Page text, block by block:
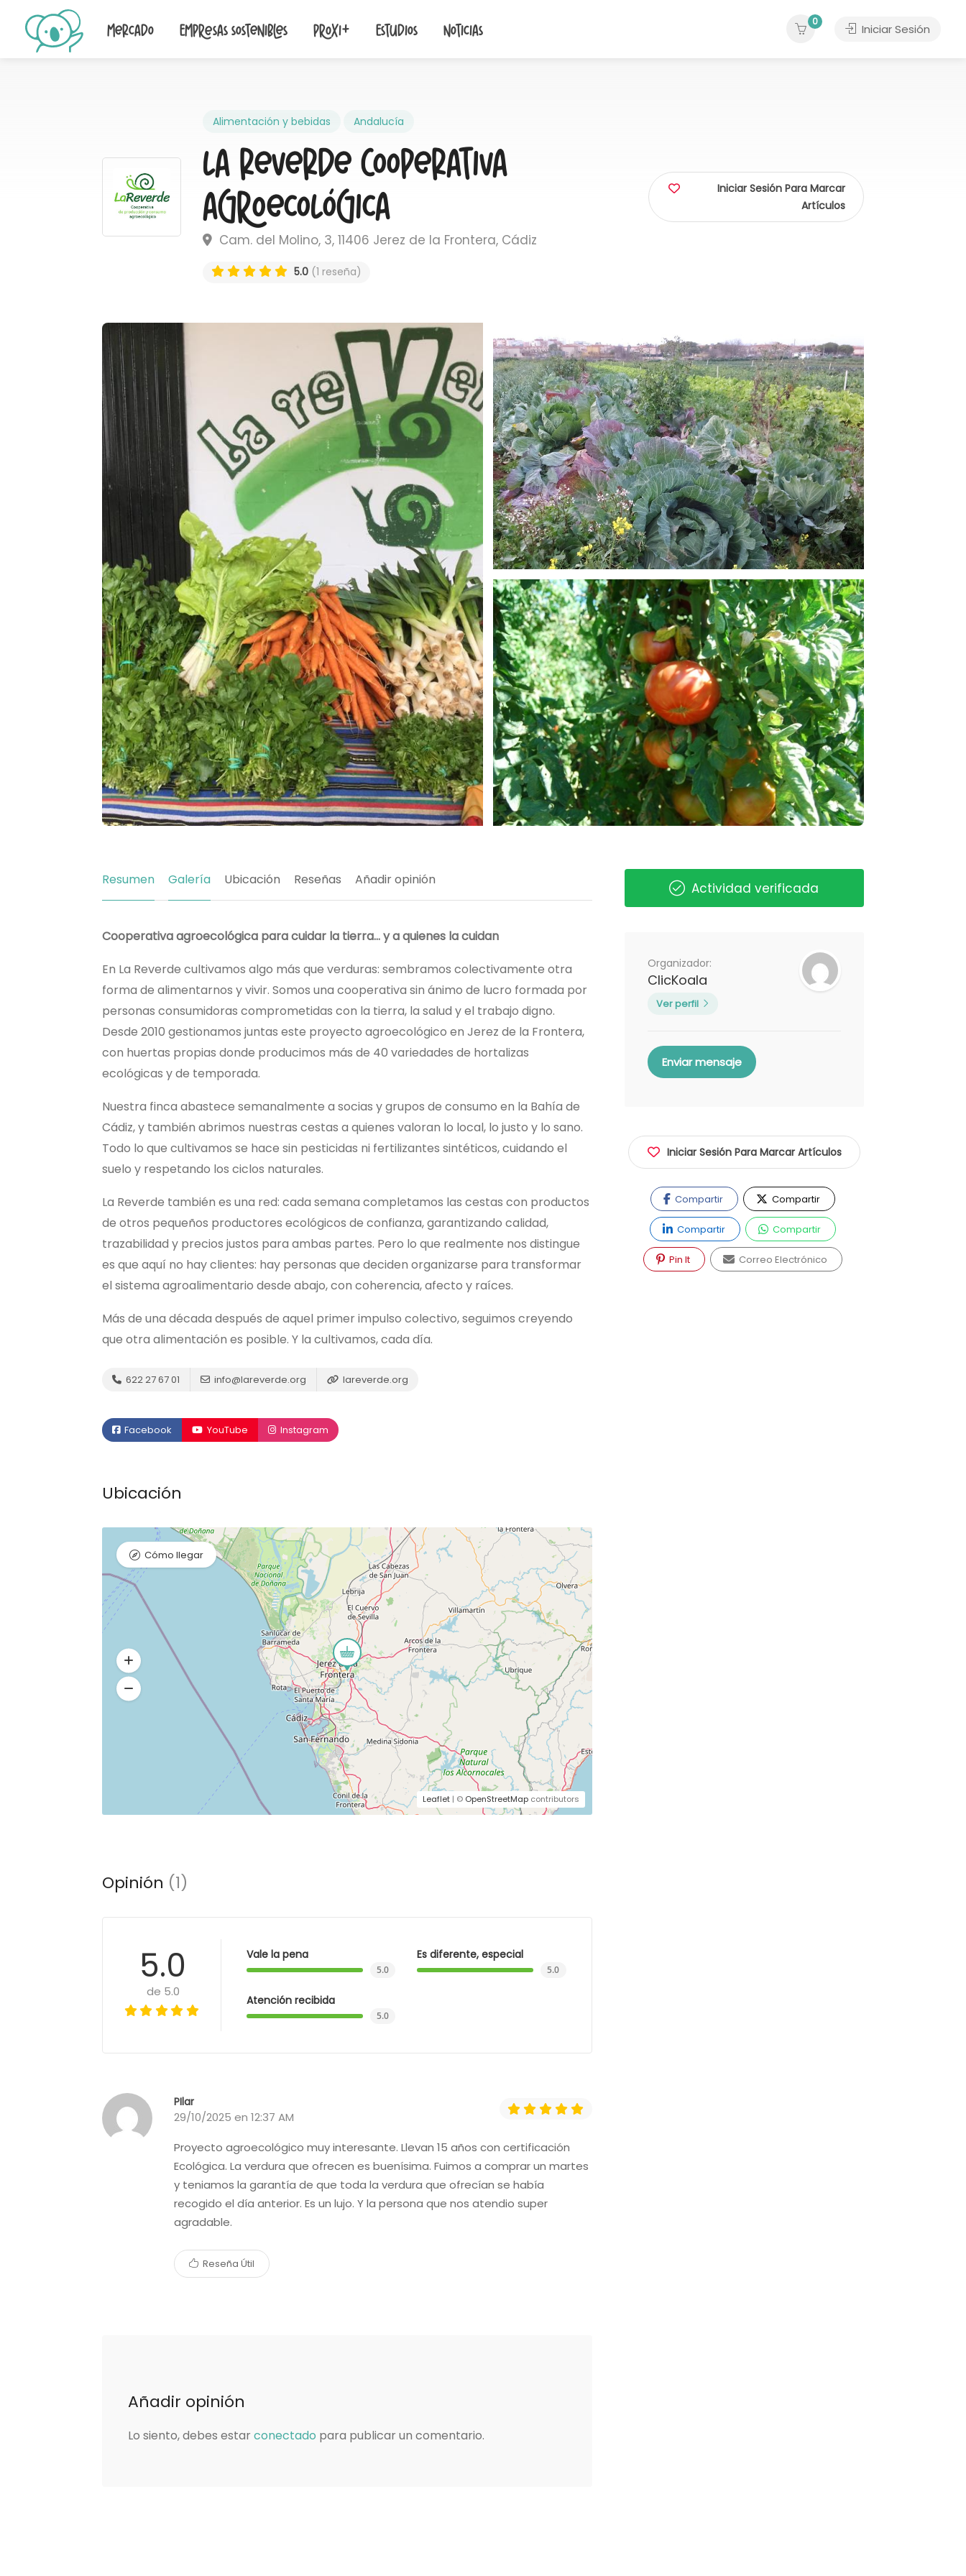
Mercado Empresas sostenibles Proxi+ Estudios Noticias
0
Iniciar Sesión
Alimentación y bebidas Andalucía
La Reverde Cooperativa
Agroecológica
Cam. del Molino, 3, 11406 Jerez de la Frontera, Cádiz
5.0 (1 reseña)
Iniciar Sesión Para Marcar
Artículos
Resumen Galería Ubicación Reseñas Añadir opinión
Cooperativa agroecológica para cuidar la tierra… y a quienes la cuidan
En La Reverde cultivamos algo más que verduras: sembramos colectivamente otra
forma de alimentarnos y vivir. Somos una cooperativa sin ánimo de lucro formada por
personas consumidoras comprometidas con la tierra, la salud y el trabajo digno.
Desde 2010 gestionamos juntas este proyecto agroecológico en Jerez de la Frontera,
con huertas propias donde producimos más de 40 variedades de hortalizas
ecológicas y de temporada.
Nuestra finca abastece semanalmente a socias y grupos de consumo en la Bahía de
Cádiz, y también abrimos nuestras cestas a quienes valoran lo local, lo justo y lo sano.
Todo lo que cultivamos se hace sin pesticidas ni fertilizantes sintéticos, cuidando el
suelo y respetando los ciclos naturales.
La Reverde también es una red: cada semana completamos las cestas con productos
de otros pequeños productores ecológicos de confianza, garantizando calidad,
trazabilidad y precios justos para ambas partes. Pero lo que realmente nos distingue
es que aquí no hay clientes: hay personas que deciden organizarse para transformar
el sistema agroalimentario desde abajo, con coherencia, afecto y raíces.
Más de una década después de aquel primer impulso colectivo, seguimos creyendo
que otra alimentación es posible. Y la cultivamos, cada día.
622 27 67 01 info@lareverde.org lareverde.org
Facebook YouTube Instagram
Ubicación
Leaflet| © OpenStreetMapcontributors
Cómo llegar
Opinión (1)
5.0
de 5.0
Vale la pena
5.0
Es diferente, especial
5.0
Atención recibida
5.0
PIlar
29/10/2025 en 12:37 AM
Proyecto agroecológico muy interesante. Llevan 15 años con certificación
Ecológica. La verdura que ofrecen es buenísima. Fuimos a comprar un martes
y teniamos la garantía de que toda la verdura que ofrecían se había
recogido el día anterior. Es un lujo. Y la persona que nos atendio super
agradable.
Reseña Útil
Añadir opinión
Lo siento, debes estar conectado para publicar un comentario.
Actividad verificada
Organizador:
ClicKoala
Ver perfil
Enviar mensaje
Iniciar Sesión Para Marcar Artículos
Compartir Compartir
Compartir Compartir
Pin It Correo Electrónico